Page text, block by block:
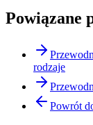
Powiązane
rodzaje
Powrót